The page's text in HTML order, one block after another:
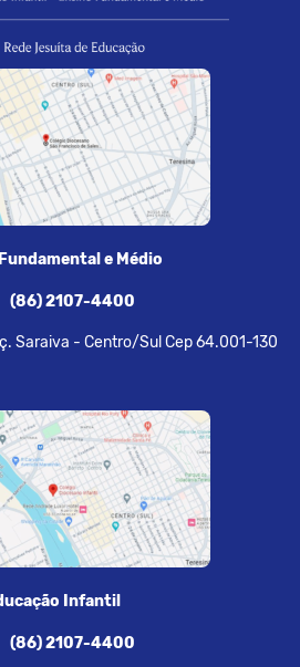
e Médio
(86) 2107-4400
Saraiva - Centro/Sul Cep 64.001-130
Infantil
(86) 2107-4400